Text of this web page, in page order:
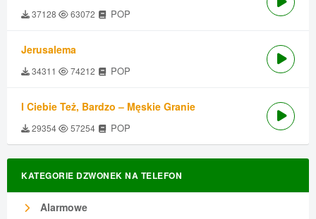
37128 63072 POP
Jerusalema
34311 74212 POP
I Ciebie Też, Bardzo – Męskie Granie
29354 57254 POP
KATEGORIE DZWONEK NA TELEFON
Alarmowe